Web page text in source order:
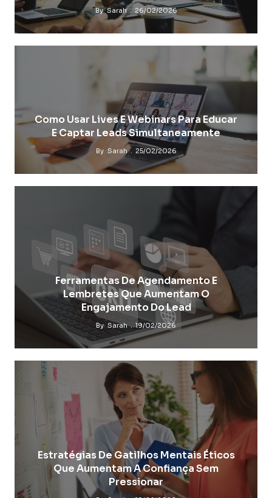
By Sarah 26/02/2026
Como Usar Lives E Webinars Para Educar
E Captar Leads Simultaneamente
By Sarah 25/02/2026
Ferramentas De Agendamento E
Lembretes Que Aumentam O
Engajamento Do Lead
By Sarah 19/02/2026
Estratégias De Gatilhos Mentais Éticos
Que Aumentam A Confiança Sem
Pressionar